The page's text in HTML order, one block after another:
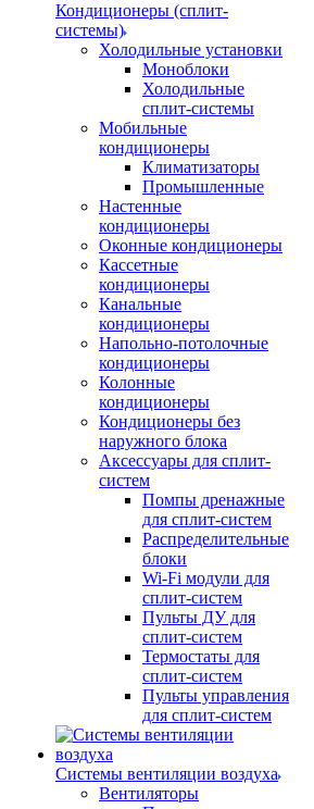
Кондиционеры (сплит-
системы)
Холодильные установки
Моноблоки
Холодильные
сплит-системы
Мобильные
кондиционеры
Климатизаторы
Промышленные
Настенные
кондиционеры
Оконные кондиционеры
Кассетные
кондиционеры
Канальные
кондиционеры
Напольно-потолочные
кондиционеры
Колонные
кондиционеры
Кондиционеры без
наружного блока
Аксессуары для сплит-
систем
Помпы дренажные
для сплит-систем
Распределительные
блоки
Wi-Fi модули для
сплит-систем
Пульты ДУ для
сплит-систем
Термостаты для
сплит-систем
Пульты управления
для сплит-систем
Системы вентиляции воздуха
Вентиляторы